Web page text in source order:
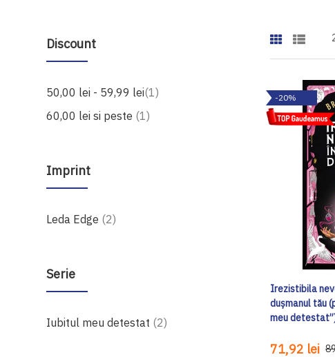
Discount
50,00 lei - 59,99 lei 1produs
60,00 lei si peste 1produs
Imprint
Leda Edge 2produse
Serie
Iubitul meu detestat 2produse
-20%
Irezistibila
dușmanul tău
meu
71,92 lei